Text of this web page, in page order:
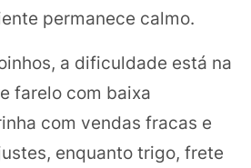
permanece calmo.
a dificuldade está na
farelo com baixa
com vendas fracas e
enquanto trigo, frete